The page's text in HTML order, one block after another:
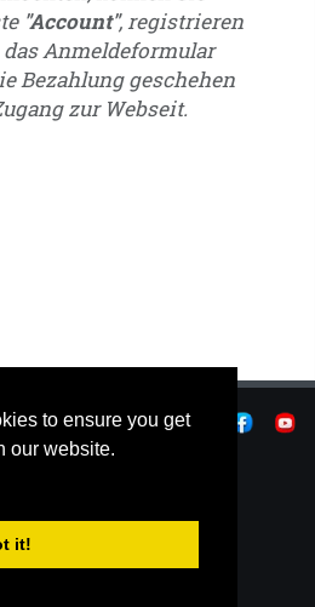
to ensure you get
our website.
it!
"Account", registrieren
Anmeldeformular
Bezahlung geschehen
zur Webseit.
|
| © OSTJE 2026